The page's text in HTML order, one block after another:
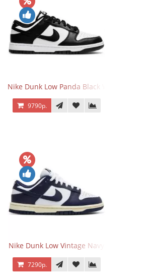
Nike Dunk Low Panda Black White
9790р.
Nike Dunk Low Vintage Navy
7290р.